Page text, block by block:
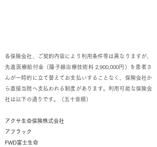
各保険会社、ご契約内容により利用条件等は異なりますが、
先進医療給付金（陽子線治療技術料 2,900,000円）を患者さ
んが一時的に立て替えてお支払いすることなく、保険会社か
ら直接当院へ支払われる制度があります。利用可能な保険会
社は以下の通りです。（五十音順）
アクサ生命保険株式会社
アフラック
FWD富士生命